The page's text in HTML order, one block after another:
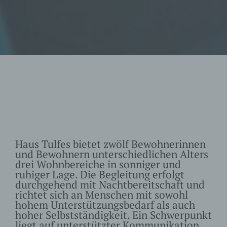
Haus Tulfes bietet zwölf Bewohnerinnen
und Bewohnern unterschiedlichen Alters
drei Wohnbereiche in sonniger und
ruhiger Lage. Die Begleitung erfolgt
durchgehend mit Nachtbereitschaft und
richtet sich an Menschen mit sowohl
hohem Unterstützungs­bedarf als auch
hoher Selbstständigkeit. Ein Schwerpunkt
dem _uniqueuid
Seitenbetreibers).
dsgvoaio_ga_
disable
Dieser LocalStorage
Key / Wert speichert
ob der Dienst
Google Analytics
Standard
zugelassen wird
oder nicht
(Einstellung des
Seitenbetreibers).
variabel